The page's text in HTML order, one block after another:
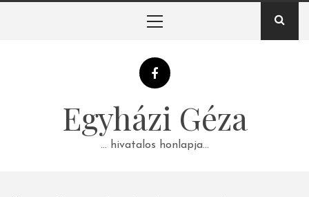
Egyházi Géza
… hivatalos honlapja…